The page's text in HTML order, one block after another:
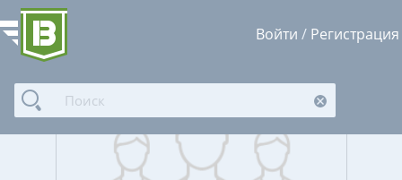
Войти / Регистрация